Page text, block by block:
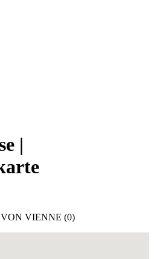
|
VON VIENNE (0)